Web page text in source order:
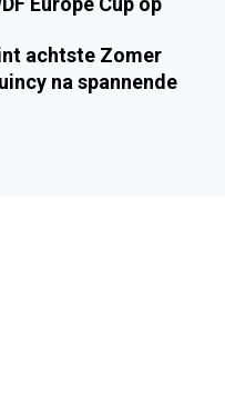
achtste Zomer
na spannende